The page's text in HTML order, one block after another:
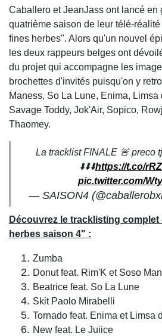
Caballero et JeanJass ont lancé en
quatrième saison de leur télé-
fines herbes". Alors qu'un nouvel
les deux rappeurs belges ont
du projet qui accompagne les
brochettes d'invités puisqu'on y
Maness, So La Lune, Enima,
Savage Toddy, Jok'Air, Sopico,
Thaomey.
La tracklist FINALE 🚨 preco
⬇️⬇️⬇️https://t.co/
pic.twitter.com/
— SAISON4
Découvrez le tracklisting
herbes saison 4" :
Zumba
Donut feat. Rim'K et Soso
Beatrice feat. So La Lune
Skit Paolo Mirabelli
Tornado feat. Enima et Limsa
New feat. Le Juiice